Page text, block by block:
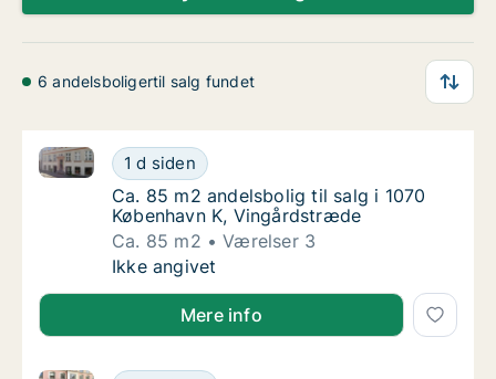
6 andelsboligertil salg fundet
Ca. 85 m2 andelsbolig til salg i 1070
1 d siden
Ca. 85 m2 andelsbolig til salg i 1070 København K,
Ca. 85 m2 andelsbolig til salg i 1070
Ca. 85 m2 andelsbolig til salg i 1070
København K, Vingårdstræde
Ca. 85 m2
Værelser 3
Ca. 85 m2 andelsbolig til salg i 1070
Ikke angivet
Mere info